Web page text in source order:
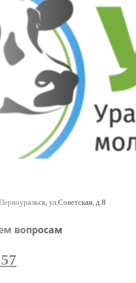
ул.Советская, д.8
вопросам